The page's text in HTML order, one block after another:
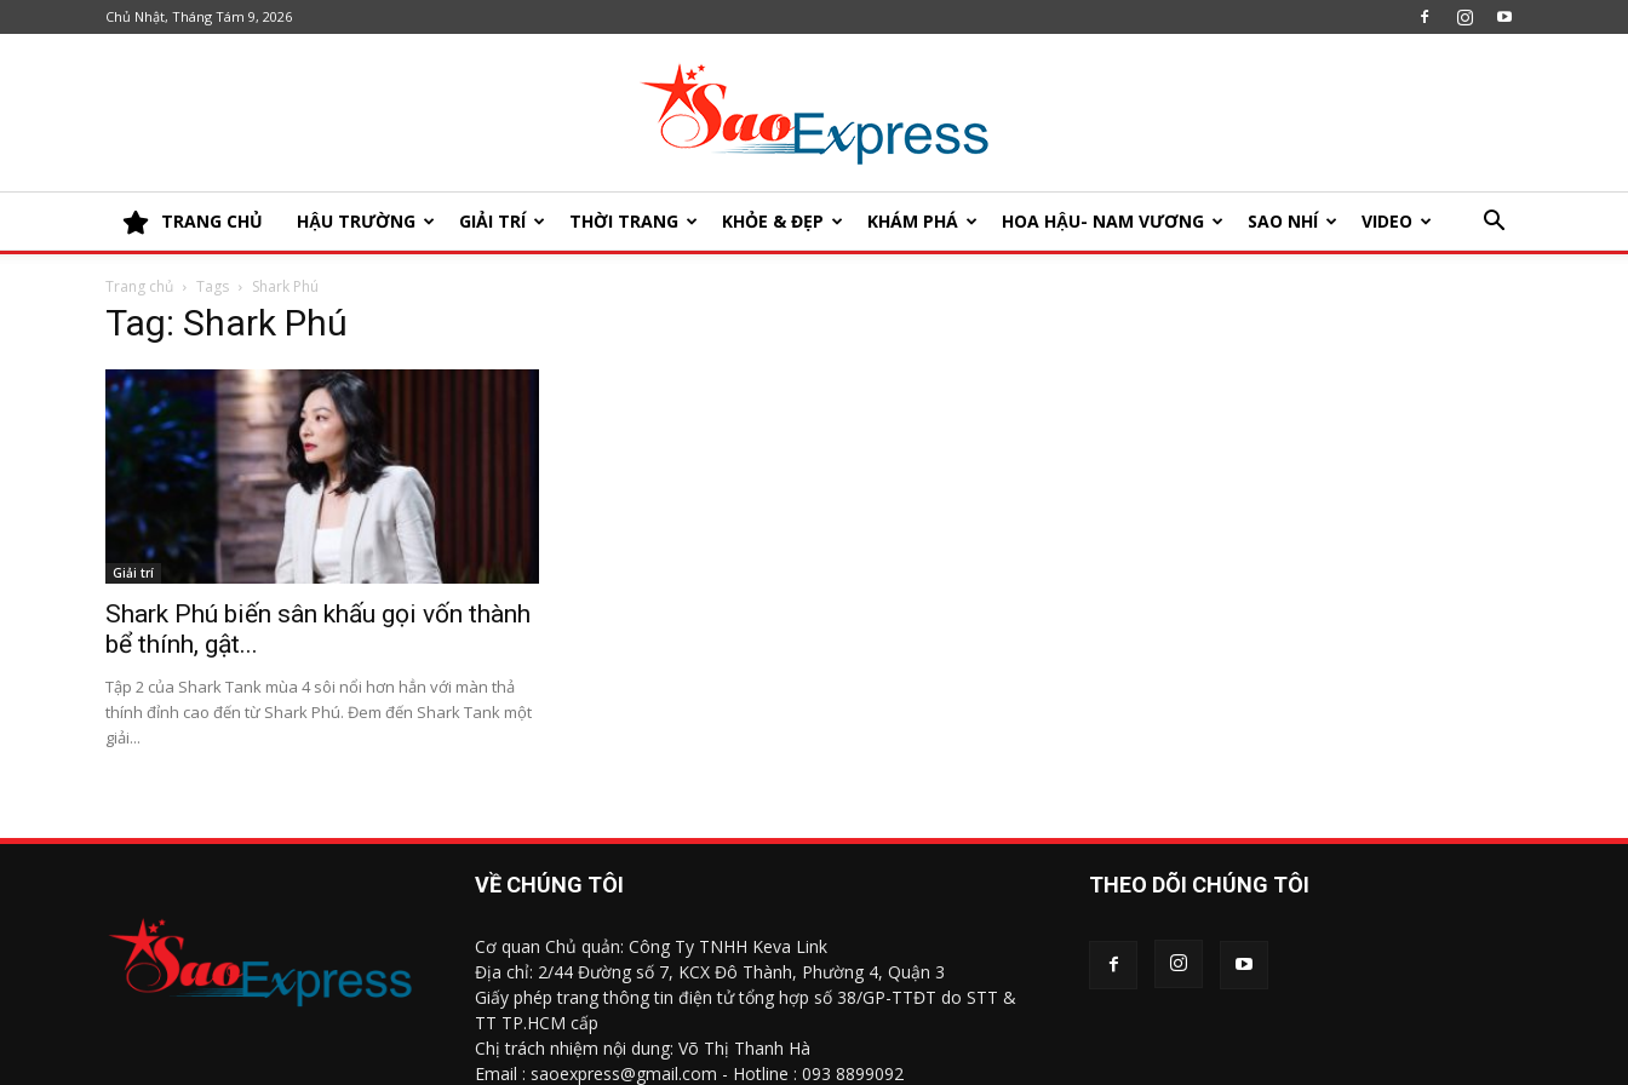
Chủ Nhật, Tháng Tám 9, 2026
SaoExpress
TRANG CHỦ HẬU TRƯỜNG GIẢI TRÍ THỜI TRANG KHỎE & ĐẸP KHÁM PHÁ HOA HẬU- NAM VƯƠNG SAO NHÍ VIDEO
Trang chủ Tags Shark Phú
Tag: Shark Phú
Giải trí
Shark Phú biến sân khấu gọi vốn thành
bể thính, gật...
Tập 2 của Shark Tank mùa 4 sôi nổi hơn hẳn với màn thả
thính đỉnh cao đến từ Shark Phú. Đem đến Shark Tank một
giải...
VỀ CHÚNG TÔI
Cơ quan Chủ quản: Công Ty TNHH Keva Link
Địa chỉ: 2/44 Đường số 7, KCX Đô Thành, Phường 4, Quận 3
Giấy phép trang thông tin điện tử tổng hợp số 38/GP-TTĐT do STT &
TT TP.HCM cấp
Chị trách nhiệm nội dung: Võ Thị Thanh Hà
Email : saoexpress@gmail.com - Hotline : 093 8899092
THEO DÕI CHÚNG TÔI